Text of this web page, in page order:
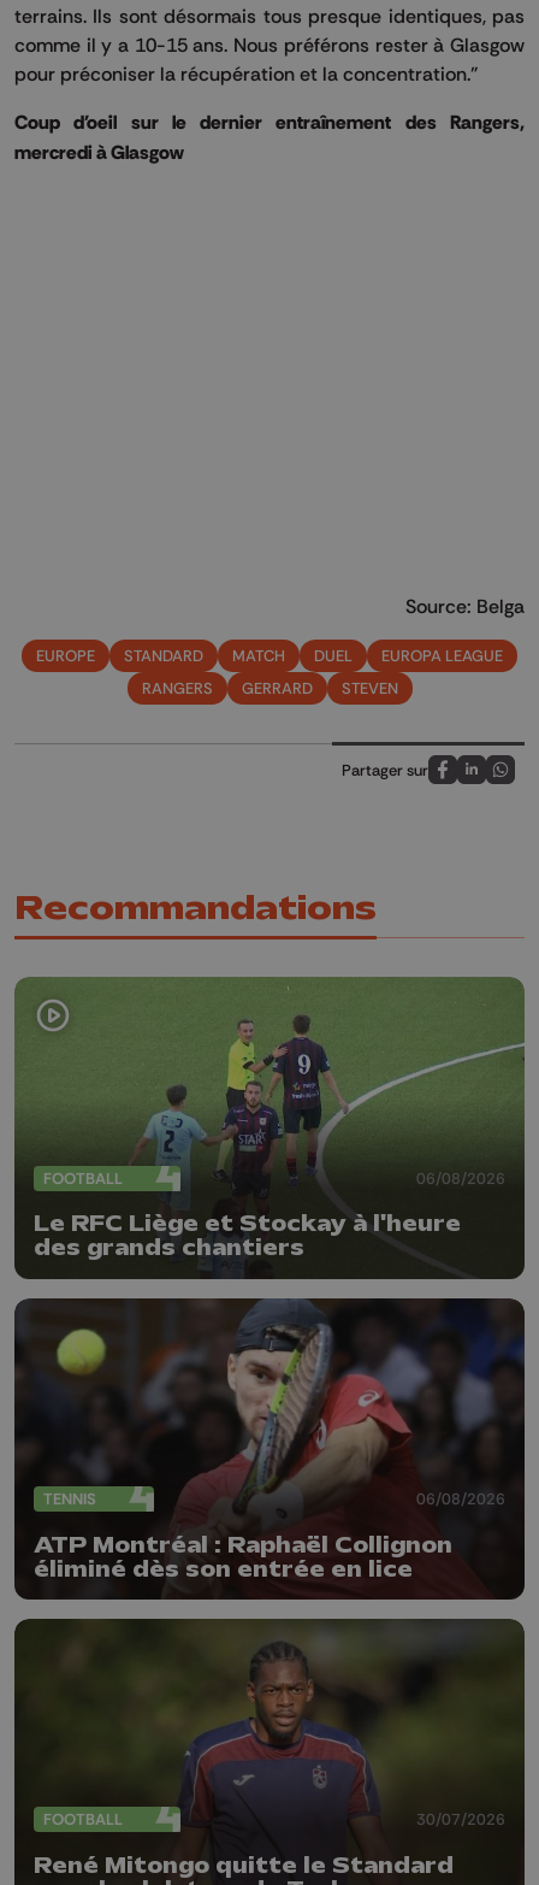
terrains. Ils sont désormais tous presque identiques, pas
comme il y a 10-15 ans. Nous préférons rester à Glasgow
pour préconiser la récupération et la concentration."
Coup d'oeil sur le dernier entraînement des Rangers,
mercredi à Glasgow
Source: Belga
EUROPE STANDARD MATCH DUEL
EUROPA LEAGUE
RANGERS
GERRARD STEVEN
Partager sur
Partagez sur
Partagez
Recommandations
FOOTBALL 06/08/2026
Le RFC Liège et Stockay à l'heure
des grands chantiers
TENNIS 06/08/2026
ATP Montréal : Raphaël Collignon
éliminé dès son entrée en lice
FOOTBALL 30/07/2026
René Mitongo quitte le Standard